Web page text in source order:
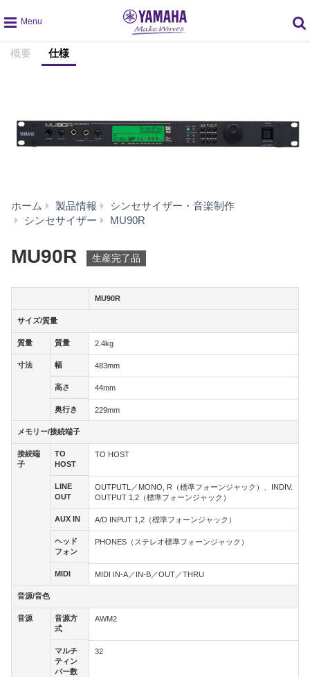
global
navigation
概要 仕様
ホーム 製品情報
シンセサイザー・音楽制作
シンセサイザー
MU90R
MU90R 生産完了品
サイズ/質量
質量 質量
寸法 幅
高さ
奥行き
メモリー/接続端子
接続端
子
TO
HOST
LINE
OUT
AUX IN
ヘッド
フォン
MIDI
音源/音色
音源
音源方
式
マルチ
ティン
バー数
MU90R
サイズ/質量
質量 質量 2.4kg
寸法 幅 483mm
高さ 44mm
奥行き 229mm
メモリー/接続端子
接続端
子
TO
HOST
TO HOST
LINE
OUT
OUTPUTL／MONO, R（標準フォーンジャック）、INDIV.
OUTPUT 1,2（標準フォーンジャック）
AUX IN A/D INPUT 1,2（標準フォーンジャック）
ヘッド
フォン
PHONES（ステレオ標準フォーンジャック）
MIDI MIDI IN-A／IN-B／OUT／THRU
音源/音色
音源
音源方
式
AWM2
マルチ
ティン
バー数
32